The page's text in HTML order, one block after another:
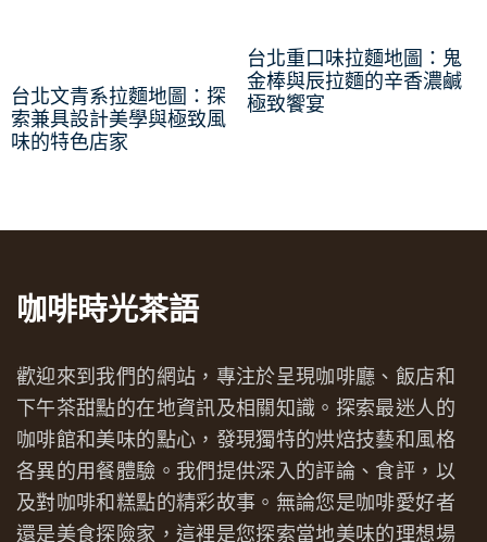
台北文青系拉麵地圖：探
索兼具設計美學與極致風
味的特色店家
台北重口味拉麵地圖：鬼
金棒與辰拉麵的辛香濃鹹
極致饗宴
咖啡時光茶語
歡迎來到我們的網站，專注於呈現咖啡廳、飯店和
下午茶甜點的在地資訊及相關知識。探索最迷人的
咖啡館和美味的點心，發現獨特的烘焙技藝和風格
各異的用餐體驗。我們提供深入的評論、食評，以
及對咖啡和糕點的精彩故事。無論您是咖啡愛好者
還是美食探險家，這裡是您探索當地美味的理想場